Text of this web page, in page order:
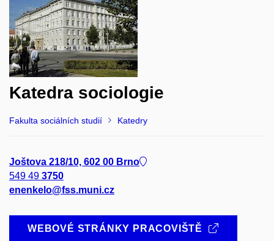
Katedra sociologie
Fakulta sociálních studií Katedry
Joštova 218/10, 602 00 Brno
549 49 3750
enenkelo@fss.muni.cz
WEBOVÉ STRÁNKY PRACOVIŠTĚ